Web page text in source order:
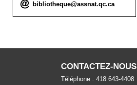
Courriel :
bibliotheque@assnat.qc.ca
CONTACTEZ-NOUS
Téléphone : 418 643-4408